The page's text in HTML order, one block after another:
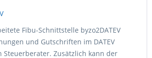
Fibu-Schnittstelle byzo2DATEV
und Gutschriften im DATEV
Steuerberater. Zusätzlich kann der